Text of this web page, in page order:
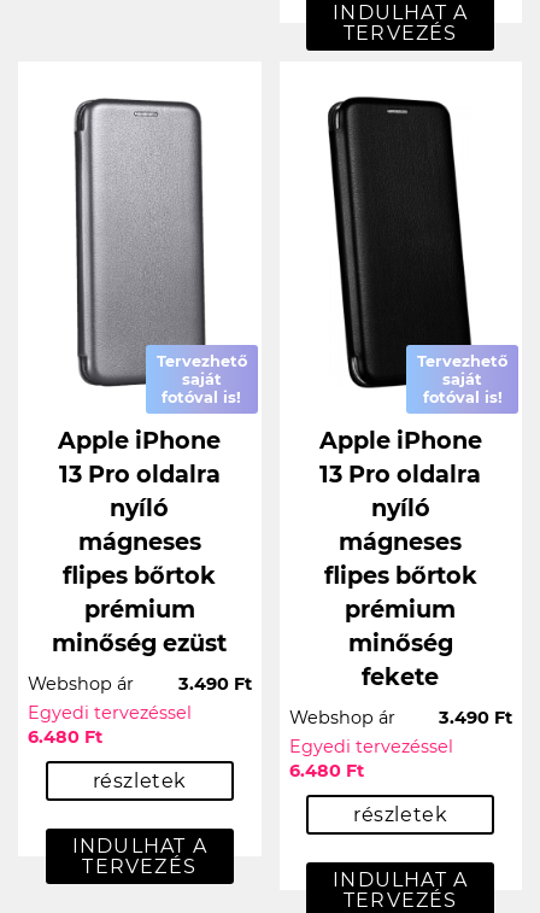
INDULHAT A
TERVEZÉS
Tervezhető
saját
fotóval is!
Apple iPhone
13 Pro oldalra
nyíló
mágneses
flipes bőrtok
prémium
minőség ezüst
Webshop ár
3.490 Ft
Egyedi tervezéssel
6.480 Ft
részletek
INDULHAT A
TERVEZÉS
Tervezhető
saját
fotóval is!
Apple iPhone
13 Pro oldalra
nyíló
mágneses
flipes bőrtok
prémium
minőség
fekete
Webshop ár
3.490 Ft
Egyedi tervezéssel
6.480 Ft
részletek
INDULHAT A
TERVEZÉS